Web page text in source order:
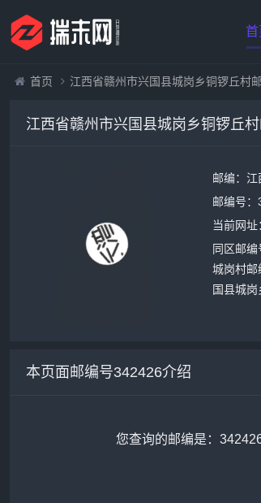
首
首页 江西省赣州市兴国县城岗乡铜锣丘村
江西省赣州市兴国县城岗乡铜锣丘
邮编：
邮编号：
当前网
同区邮编
城岗村邮
国县城
本页面邮编号342426介绍
您查询的邮编是：